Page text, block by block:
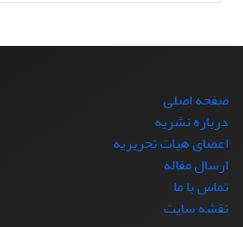
صفحه اصلی
درباره نشریه
اعضای هیات تحریریه
ارسال مقاله
تماس با ما
نقشه سایت